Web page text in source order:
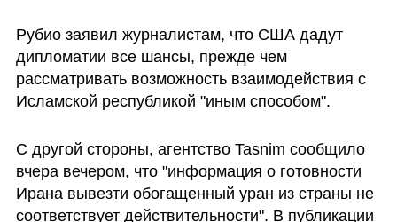
Рубио заявил журналистам, что США дадут
дипломатии все шансы, прежде чем
рассматривать возможность взаимодействия с
Исламской республикой "иным способом".
С другой стороны, агентство Tasnim сообщило
вчера вечером, что "информация о готовности
Ирана вывезти обогащенный уран из страны не
соответствует действительности". В публикации